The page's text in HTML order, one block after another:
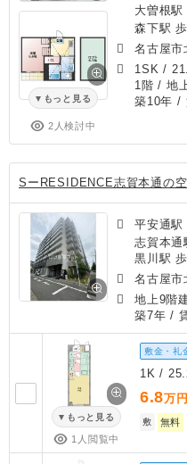
もっと見る
2人検討中
大曽根駅
森下駅 歩
名古屋市
1SK /
1階 / 地
築10年 /
SーRESIDENCE志賀本通の
平安通駅
志賀本通
黒川駅
名古屋市
地上9階
築7年 /
もっと見る
1人閲覧中
敷金・礼
1K /
6.8万円
敷 無料